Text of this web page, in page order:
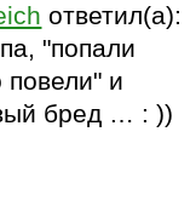
ответил(а):
"попали
повели" и
бред … : ))